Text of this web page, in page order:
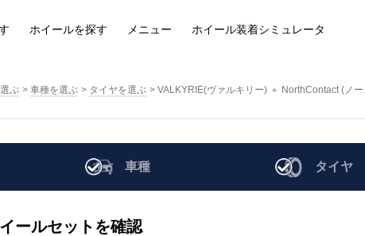
ホイールを探す メニュー ホイール装着シミュレータ
ぶ 車種を選ぶ タイヤを選ぶ VALKYRIE(ヴァルキリー) ＋ NorthContact (ノ
車種 タイヤ
ールセットを確認